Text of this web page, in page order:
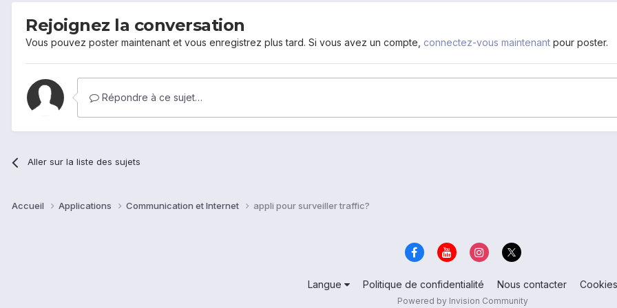
Rejoignez la conversation
Vous pouvez poster maintenant et vous enregistrez plus tard. Si vous avez un compte, connectez-vous maintenant pour poster.
Répondre à ce sujet…
Aller sur la liste des sujets
Accueil Applications Communication et Internet appli pour surveiller traffic?
Langue Politique de confidentialité Nous contacter Cookies
Powered by Invision Community